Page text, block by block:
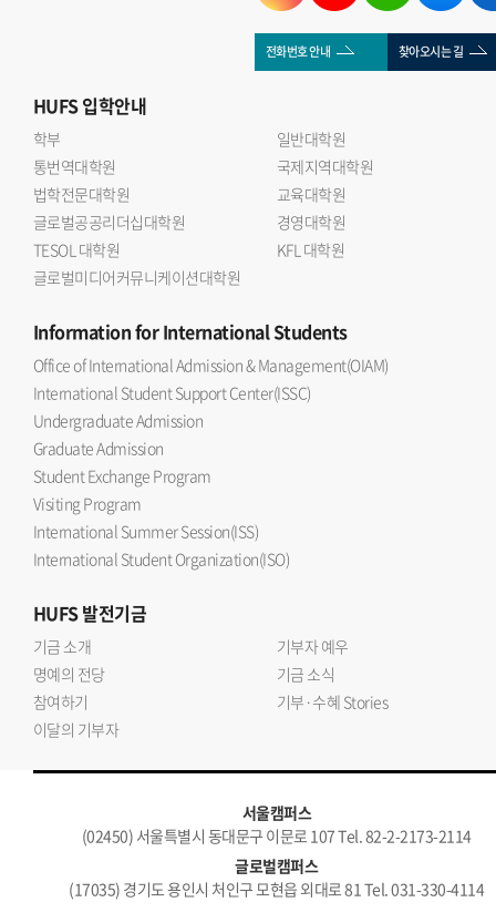
전화번호 안내 찾아오시는 길
HUFS입학안내
학부
일반대학원
통번역대학원
국제지역대학원
법학전문대학원
교육대학원
글로벌공공리더십대학원
경영대학원
TESOL 대학원
KFL 대학원
글로벌미디어커뮤니케이션대학원
Informationfor International Students
Office of International Admission & Management(OIAM)
International Student Support Center(ISSC)
Undergraduate Admission
Graduate Admission
Student Exchange Program
Visiting Program
International Summer Session(ISS)
International Student Organization(ISO)
HUFS발전기금
기금 소개
기부자 예우
명예의 전당
기금 소식
참여하기
기부·수혜 Stories
이달의 기부자
서울캠퍼스
(02450) 서울특별시 동대문구 이문로 107 Tel. 82-2-2173-2114
글로벌캠퍼스
(17035) 경기도 용인시 처인구 모현읍 외대로 81 Tel. 031-330-4114